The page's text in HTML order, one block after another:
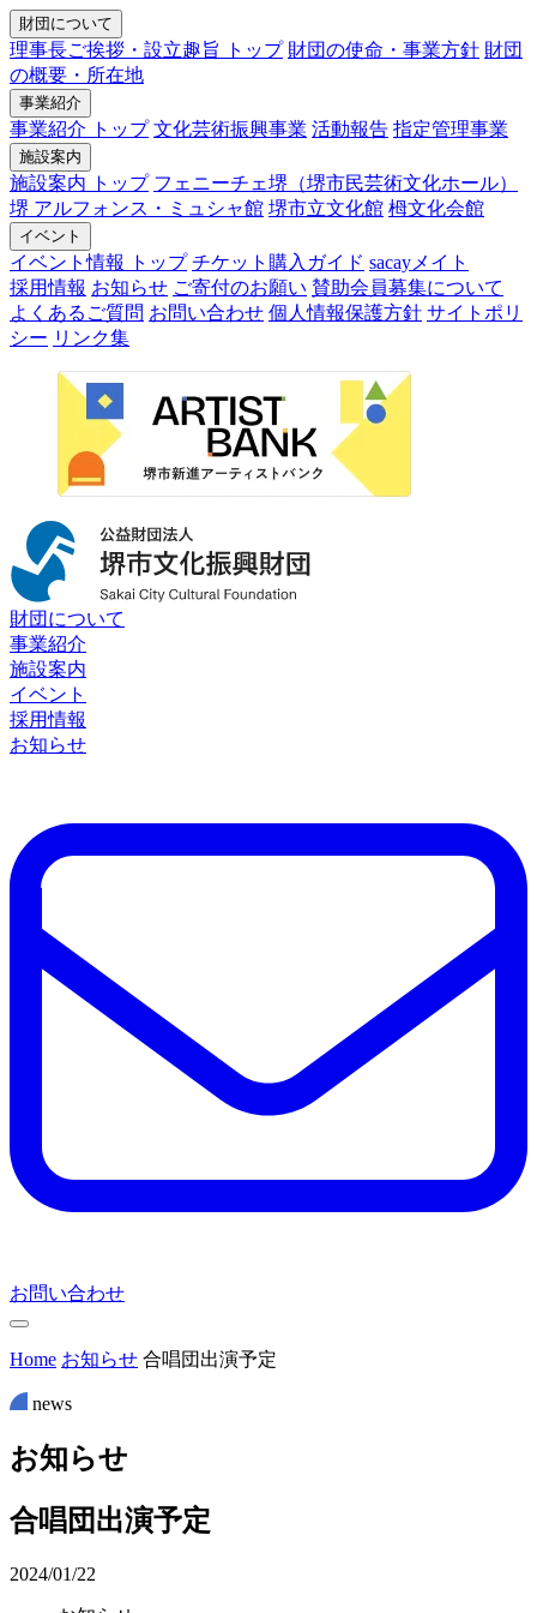
財団について
理事長ご挨拶・設立趣旨 トップ 財団の使命・事業方針 財団
の概要・所在地
事業紹介
事業紹介 トップ 文化芸術振興事業 活動報告 指定管理事業
施設案内
施設案内 トップ フェニーチェ堺（堺市民芸術文化ホール）
堺 アルフォンス・ミュシャ館 堺市立文化館 栂文化会館
イベント
イベント情報 トップ チケット購入ガイド sacayメイト
採用情報 お知らせ ご寄付のお願い 賛助会員募集について
よくあるご質問 お問い合わせ 個人情報保護方針 サイトポリ
シー リンク集
財団について
事業紹介
施設案内
イベント
採用情報
お知らせ
お問い合わせ
Home お知らせ 合唱団出演予定
news
お知らせ
合唱団出演予定
2024/01/22